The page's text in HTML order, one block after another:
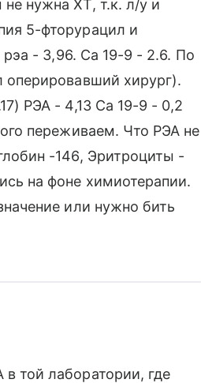
нужна ХТ, т.к. л/у и
5-фторурацил и
рэа - 3,96. Са 19-9 - 2.6. По
оперировавший хирург).
РЭА - 4,13 Са 19-9 - 0,2
переживаем. Что РЭА не
-146, Эритроциты -
на фоне химиотерапии.
или нужно бить
той лаборатории, где